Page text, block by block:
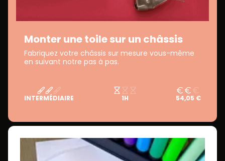
Monter une toile sur un châssis
Fabriquez votre châssis sur mesure vous-même
en suivant notre pas à pas.
INTERMÉDIAIRE 1H 54,05 €